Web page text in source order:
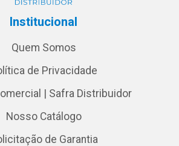
Institucional
Quem Somos
de Privacidade
| Safra Distribuidor
Nosso Catálogo
de Garantia